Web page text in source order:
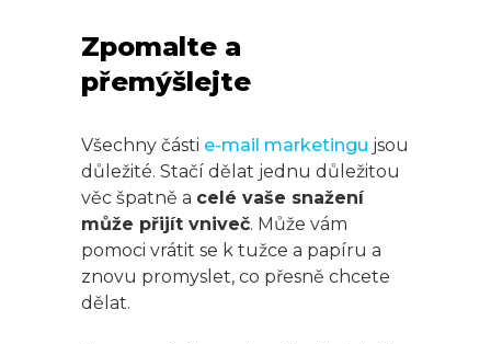
Zpomalte a
přemýšlejte
Všechny části e-mail marketingu jsou
důležité. Stačí dělat jednu důležitou
věc špatně a celé vaše snažení
může přijít vniveč. Může vám
pomoci vrátit se k tužce a papíru a
znovu promyslet, co přesně chcete
dělat.